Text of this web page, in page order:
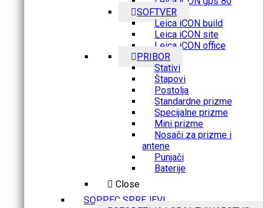
SOFTVER
Leica iCON build
Leica iCON site
Leica iCON office
PRIBOR
Stativi
Štapovi
Postolja
Standardne prizme
Specijalne prizme
Mini prizme
Nosači za prizme i
antene
Punjači
Baterije
Close
SOPPEC SPREJEVI